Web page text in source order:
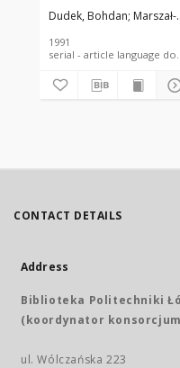
Dudek, Bohdan
1991
serial - article
CONTACT DETAILS
Address
Biblioteka Politechniki
(koordynator konsorcjum
ul. Wólczańska 223